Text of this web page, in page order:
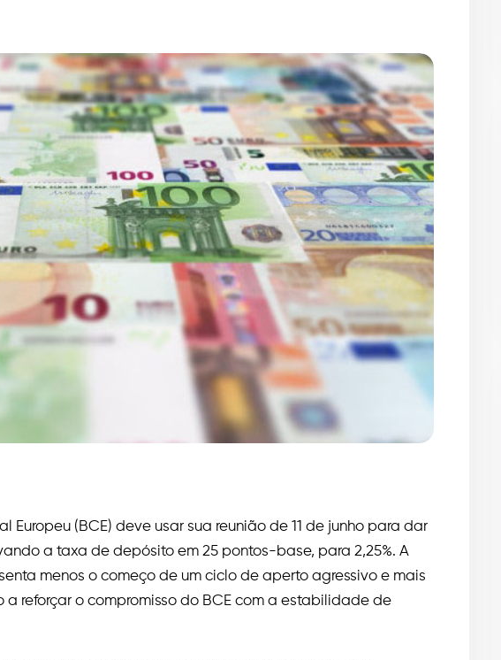
Europeu (BCE) deve usar sua reunião de 11 de junho para dar
a taxa de depósito em 25 pontos-base, para 2,25%. A
menos o começo de um ciclo de aperto agressivo e mais
reforçar o compromisso do BCE com a estabilidade de